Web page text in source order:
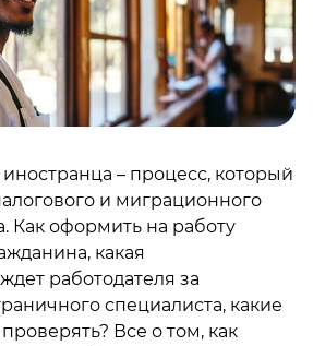
– процесс, который
и миграционного
Как оформить на работу
какая
работодателя за
специалиста, какие
Все о том, как